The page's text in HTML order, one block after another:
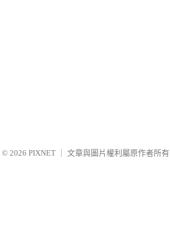
© 2026 PIXNET 文章與圖片權利屬原作者所有